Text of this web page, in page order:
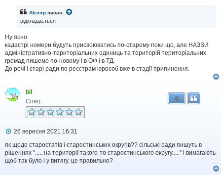
л
е
н
н
я
Alexxp писав:
відкладається
Ну ясно
кадастрі номери будуть присвоюватись по-старому поки що, але НАЗВИ
адміністративно-територіальних одиниць та територій територіальних
громад пишемо по-новому і в ОФ і в ТД.
До речі і старі ради по реєстрам юрособ вже в стадії припинення.
bil
Спец
0
П
в
і
д
26 вересня 2021 16:31
як щодо старостатів і старостинських округів?? сільські ради пишуть в
рішеннях "..... на території такого-то старостинського округу....." і вимагають
щоб так було і у витягу, це правильно?